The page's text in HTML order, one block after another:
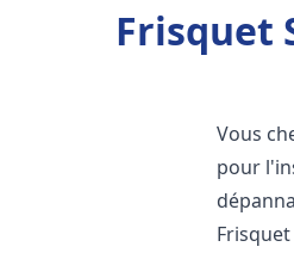
Frisquet
Vous
pour